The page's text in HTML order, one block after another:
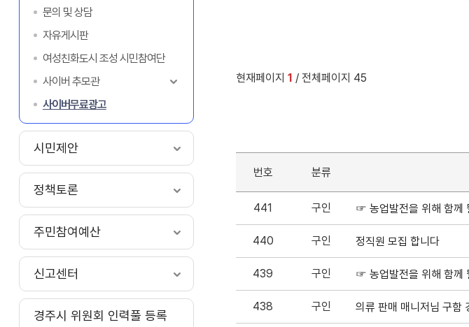
문의 및 상담
자유게시판
여성친화도시 조성 시민참여단
사이버 추모관
사이버무료광고
시민제안
정책토론
주민참여예산
신고센터
경주시 위원회 인력풀 등록
현재페이지 1 / 전체페이지 45
번호 분류
441 구인
440 구인 정직원 모집 합니다
439 구인
438 구인